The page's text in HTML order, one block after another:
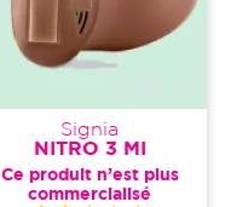
Signia
NITRO 3 MI
Ce produit n’est plus
commercialisé